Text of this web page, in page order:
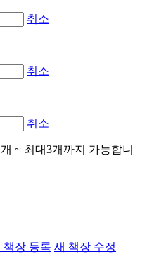
취소
취소
취소
~ 최대3개까지 가능합니
책장 등록 새 책장 수정